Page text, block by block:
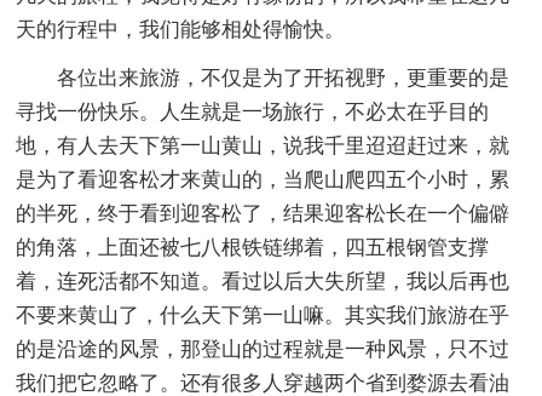
天的行程中，我们能够相处得愉快。
各位出来旅游，不仅是为了开拓视野，更重要的是
寻找一份快乐。人生就是一场旅行，不必太在乎目的
地，有人去天下第一山黄山，说我千里迢迢赶过来，就
是为了看迎客松才来黄山的，当爬山爬四五个小时，累
的半死，终于看到迎客松了，结果迎客松长在一个偏僻
的角落，上面还被七八根铁链绑着，四五根钢管支撑
着，连死活都不知道。看过以后大失所望，我以后再也
不要来黄山了，什么天下第一山嘛。其实我们旅游在乎
的是沿途的风景，那登山的过程就是一种风景，只不过
我们把它忽略了。还有很多人穿越两个省到婺源去看油